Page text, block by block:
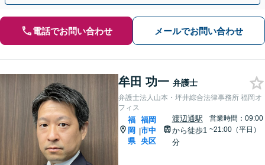
電話でお問い合わせ メールでお問い合わせ
牟田 功一 弁護士
弁護士法人山本・坪井綜合法律事務所 福岡オ
フィス
福
岡
県
|
福岡
市中
央区
渡辺通駅
から徒歩1
分
営業時間：09:00
~21:00（平日）